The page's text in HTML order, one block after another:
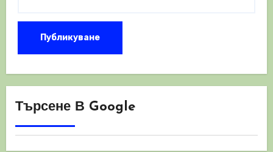
Търсене В Google